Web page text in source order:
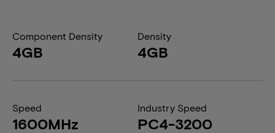
Component Density
4GB
Density
4GB
Speed
1600MHz
Industry Speed
PC4-3200